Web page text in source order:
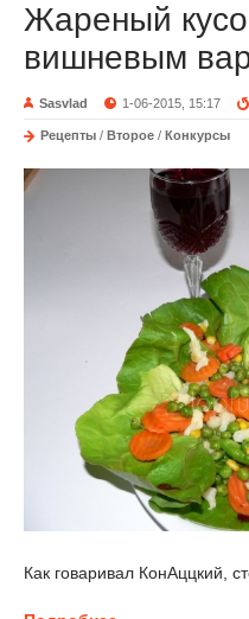
Жареный
вишневым
Sasvlad 1-06-2015, 15:17
Рецепты / Второе / Конкурсы
Как говаривал КонАццкий,